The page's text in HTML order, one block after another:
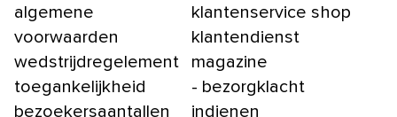
algemene
voorwaarden
wedstrijdregelement
toegankelijkheid
bezoekersaantallen
klantenservice shop
klantendienst
magazine
- bezorgklacht
indienen